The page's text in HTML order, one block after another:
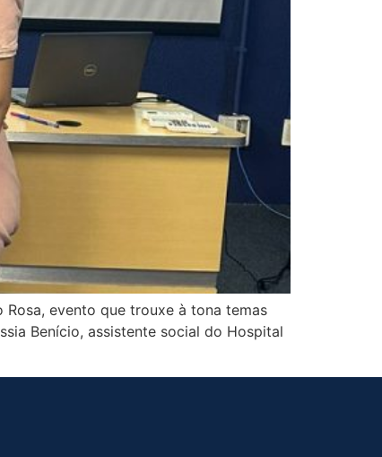
evento que trouxe à tona temas
Benício, assistente social do Hospital